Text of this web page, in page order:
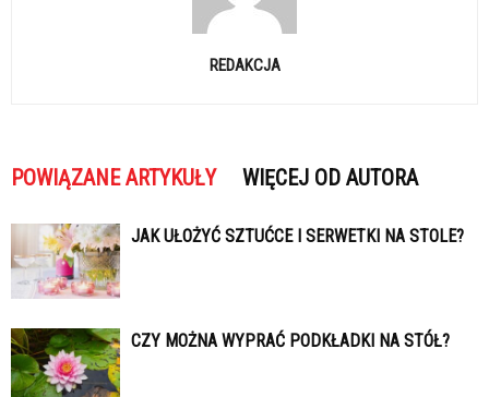
REDAKCJA
POWIĄZANE ARTYKUŁY WIĘCEJ OD AUTORA
JAK UŁOŻYĆ SZTUĆCE I SERWETKI NA STOLE?
CZY MOŻNA WYPRAĆ PODKŁADKI NA STÓŁ?